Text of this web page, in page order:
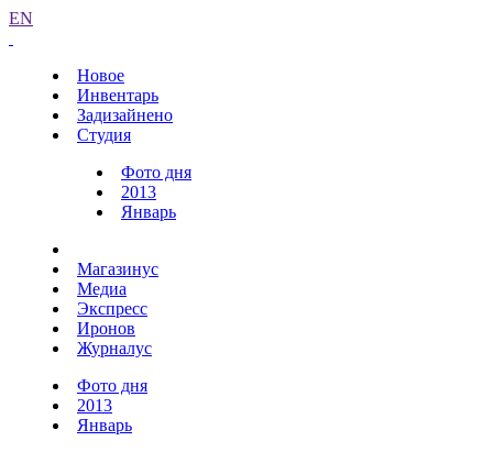
EN
Новое
Инвентарь
Задизайнено
Студия
Фото дня
2013
Январь
Магазинус
Медиа
Экспресс
Иронов
Журналус
Фото дня
2013
Январь